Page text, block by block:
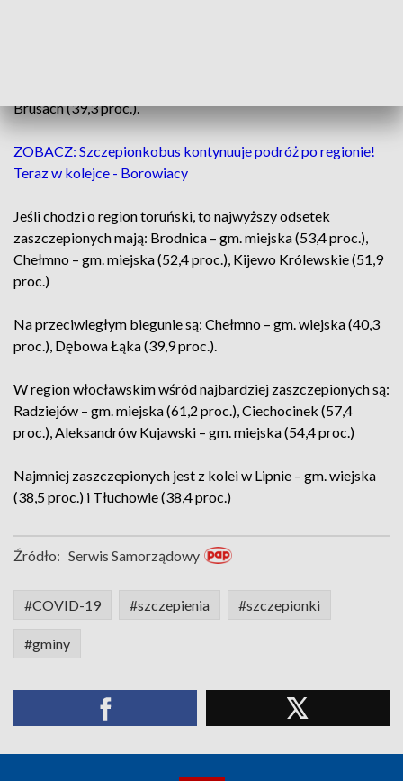
Brusach (39,3 proc.).
ZOBACZ: Szczepionkobus kontynuuje podróż po regionie!
Teraz w kolejce - Borowiacy
Jeśli chodzi o region toruński, to najwyższy odsetek
zaszczepionych mają: Brodnica – gm. miejska (53,4 proc.),
Chełmno – gm. miejska (52,4 proc.), Kijewo Królewskie (51,9
proc.)
Na przeciwległym biegunie są: Chełmno – gm. wiejska (40,3
proc.), Dębowa Łąka (39,9 proc.).
W region włocławskim wśród najbardziej zaszczepionych są:
Radziejów – gm. miejska (61,2 proc.), Ciechocinek (57,4
proc.), Aleksandrów Kujawski – gm. miejska (54,4 proc.)
Najmniej zaszczepionych jest z kolei w Lipnie – gm. wiejska
(38,5 proc.) i Tłuchowie (38,4 proc.)
Źródło: Serwis Samorządowy
#COVID-19 #szczepienia #szczepionki
#gminy